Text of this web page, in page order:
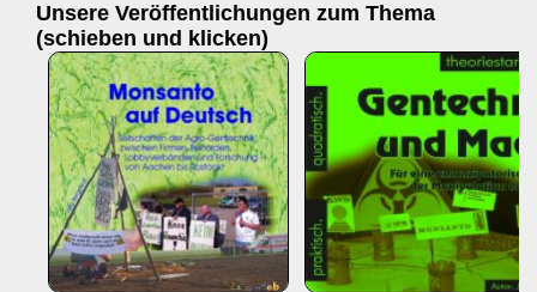
Unsere Veröffentlichungen zum Thema
(schieben und klicken)